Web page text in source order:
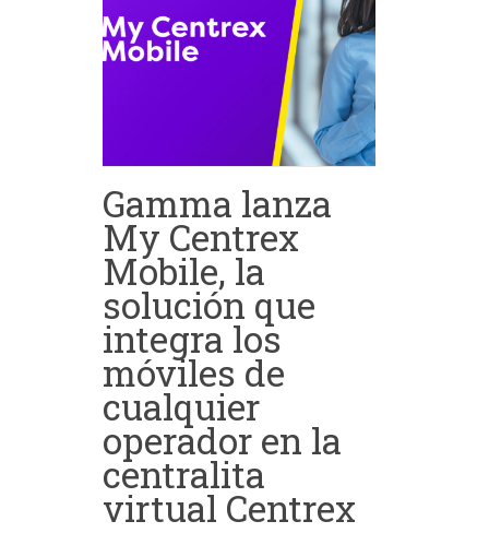
Gamma lanza
My Centrex
Mobile, la
solución que
integra los
móviles de
cualquier
operador en la
centralita
virtual Centrex